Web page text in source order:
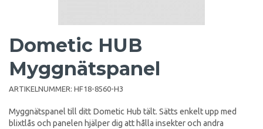
Dometic HUB
Myggnätspanel
ARTIKELNUMMER: HF18-8560-H3
Myggnätspanel till ditt Dometic Hub tält. Sätts enkelt upp med
blixtlås och panelen hjälper dig att hålla insekter och andra